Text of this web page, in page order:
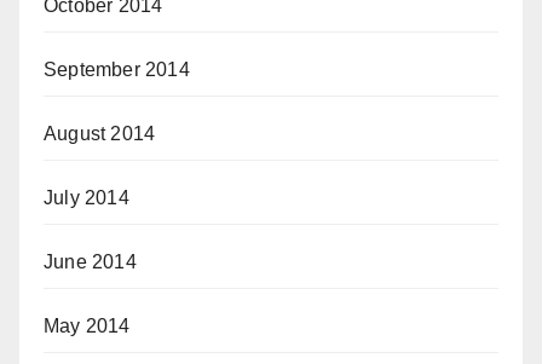
October 2014
September 2014
August 2014
July 2014
June 2014
May 2014